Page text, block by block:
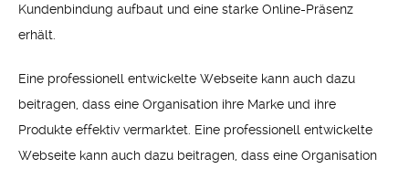
Kundenbindung aufbaut und eine starke Online-Präsenz
erhält.
Eine professionell entwickelte Webseite kann auch dazu
beitragen, dass eine Organisation ihre Marke und ihre
Produkte effektiv vermarktet. Eine professionell entwickelte
Webseite kann auch dazu beitragen, dass eine Organisation